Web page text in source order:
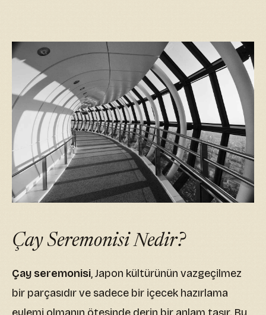
Çay Seremonisi Nedir?
Çay seremonisi, Japon kültürünün vazgeçilmez
bir parçasıdır ve sadece bir içecek hazırlama